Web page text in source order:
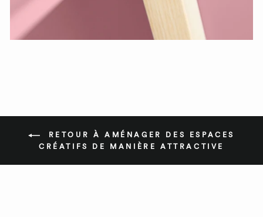
RETOUR À AMÉNAGER DES ESPACES
CRÉATIFS DE MANIÈRE ATTRACTIVE